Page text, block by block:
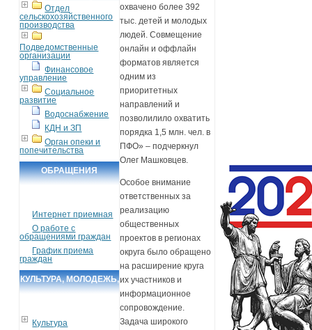
Отдел
сельскохозяйственного
производства
Подведомственные
организации
Финансовое
управление
Социальное
развитие
Водоснабжение
КДН и ЗП
Орган опеки и
попечительства
ОБРАЩЕНИЯ
Интернет приемная
О работе с
обращениями граждан
График приема
граждан
КУЛЬТУРА, МОЛОДЕЖЬ,
Культура
охвачено более 392
тыс. детей и молодых
людей. Совмещение
онлайн и оффлайн
форматов является
одним из
приоритетных
направлений и
позволилило охватить
порядка 1,5 млн. чел. в
ПФО» – подчеркнул
Олег Машковцев.
Особое внимание
ответственных за
реализацию
общественных
проектов в регионах
округа было обращено
на расширение круга
их участников и
информационное
сопровождение.
Задача широкого